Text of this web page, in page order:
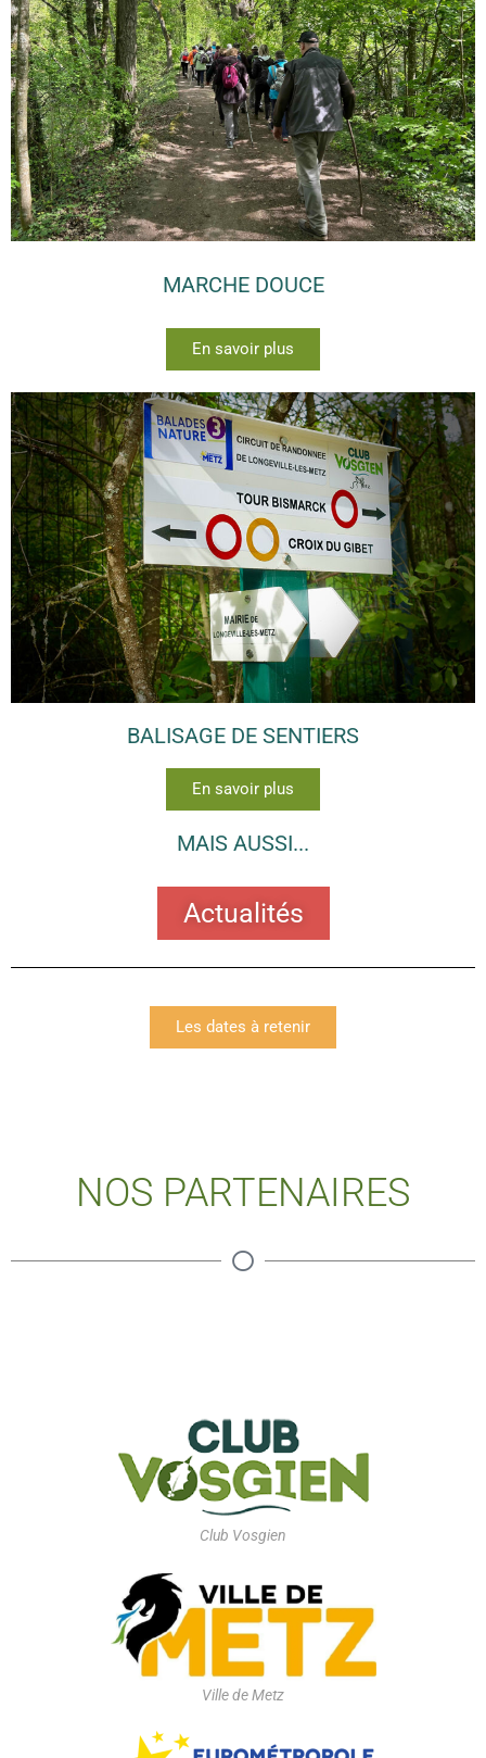
MARCHE DOUCE
En savoir plus
BALISAGE DE SENTIERS
En savoir plus
MAIS AUSSI...
Actualités
Les dates à retenir
NOS PARTENAIRES
Club Vosgien
Ville de Metz